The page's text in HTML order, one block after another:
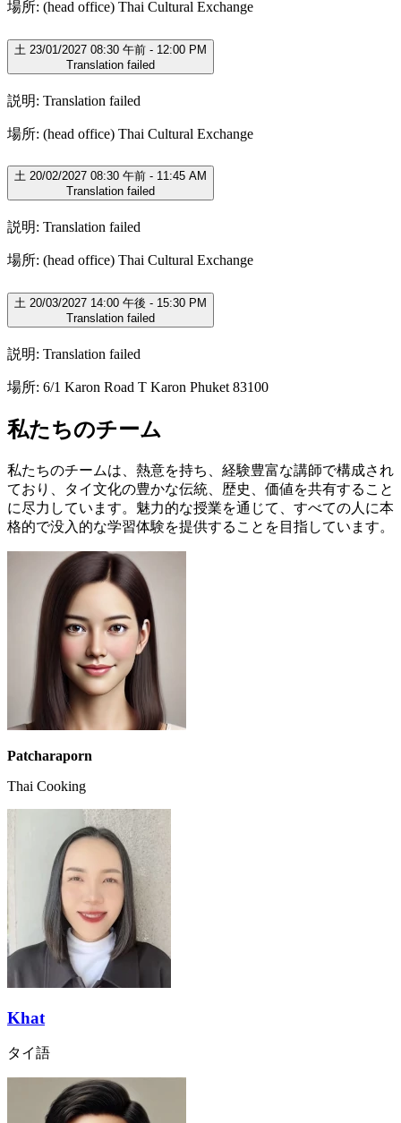
場所: (head office) Thai Cultural Exchange
土 23/01/2027 08:30 午前 - 12:00 PM
Translation failed
説明: Translation failed
場所: (head office) Thai Cultural Exchange
土 20/02/2027 08:30 午前 - 11:45 AM
Translation failed
説明: Translation failed
場所: (head office) Thai Cultural Exchange
土 20/03/2027 14:00 午後 - 15:30 PM
Translation failed
説明: Translation failed
場所: 6/1 Karon Road T Karon Phuket 83100
私たちのチーム
私たちのチームは、熱意を持ち、経験豊富な講師で構成され
ており、タイ文化の豊かな伝統、歴史、価値を共有すること
に尽力しています。魅力的な授業を通じて、すべての人に本
格的で没入的な学習体験を提供することを目指しています。
Patcharaporn
Thai Cooking
Khat
タイ語